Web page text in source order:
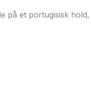
på et portugisisk